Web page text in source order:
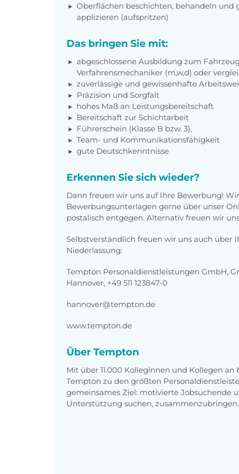
Oberflächen beschichten, behandeln und
applizieren (aufspritzen)
Das bringen Sie mit:
abgeschlossene Ausbildung zum
Verfahrensmechaniker (m,w,d) oder
zuverlässige und gewissenhafte
Präzision und Sorgfalt
hohes Maß an Leistungsbereitschaft
Bereitschaft zur Schichtarbeit
Führerschein (Klasse B bzw. 3),
Team- und Kommunikationsfähigkeit
gute Deutschkenntnisse
Erkennen Sie sich wieder?
Dann freuen wir uns auf Ihre Bewerbung!
Bewerbungsunterlagen gerne über unser
postalisch entgegen. Alternativ freuen wir
Selbstverständlich freuen wir uns auch über
Niederlassung:
Tempton Personaldienstleistungen GmbH,
Hannover, +49 511 123847-0
hannover@tempton.de
www.tempton.de
Über Tempton
Mit über 11.000 Kolleginnen und Kollegen
Tempton zu den größten
gemeinsames Ziel: motivierte Jobsuchende
Unterstützung suchen, zusammenzubringen.